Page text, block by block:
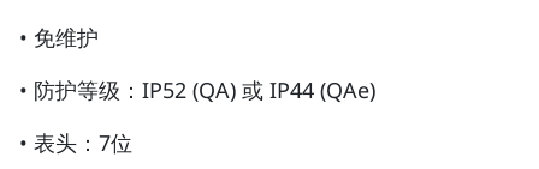
• 免维护
• 防护等级：IP52 (QA) 或 IP44 (QAe)
• 表头：7位